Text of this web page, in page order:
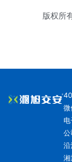
版权所
电